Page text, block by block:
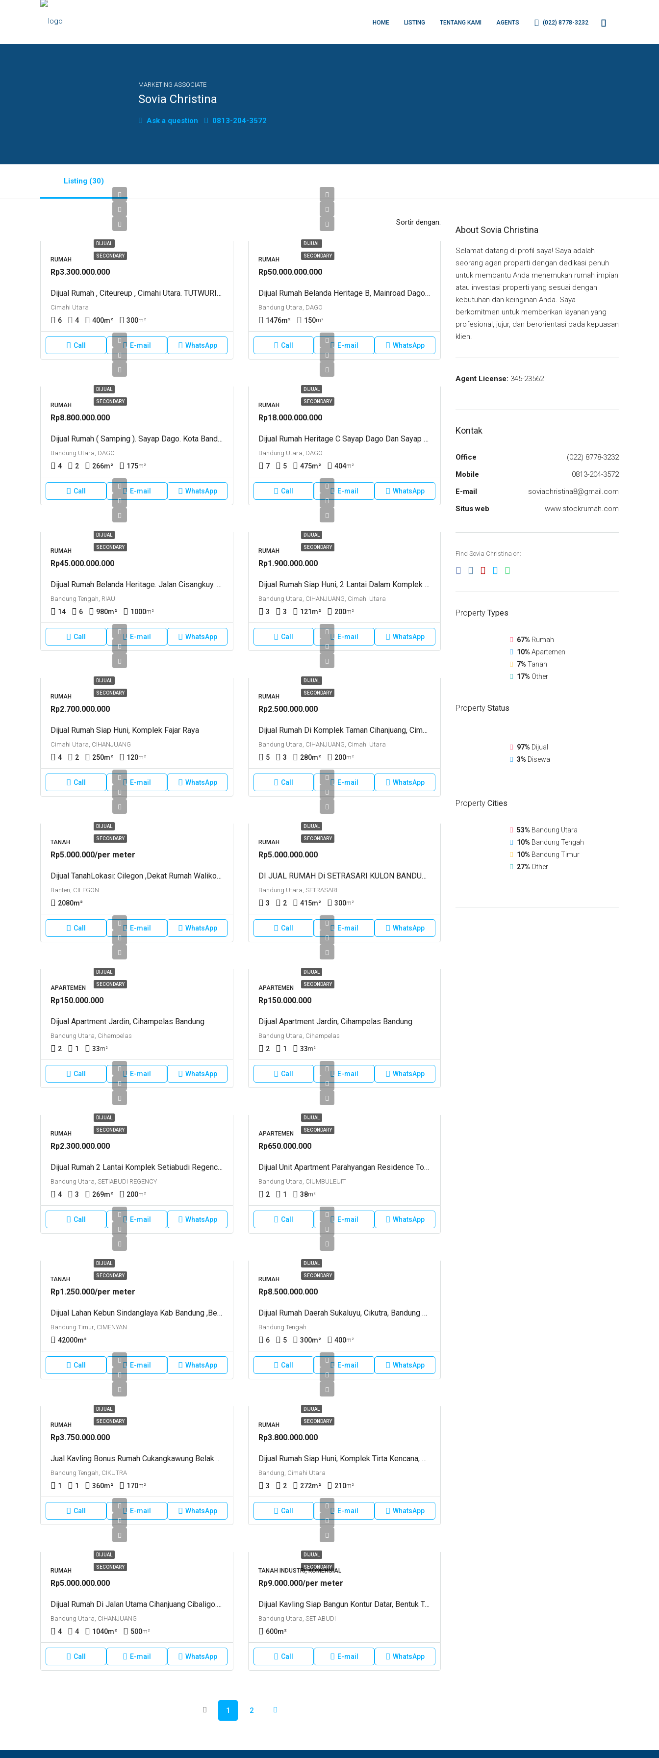
HOME LISTING TENTANG KAMI AGENTS (022) 8778-3232
MARKETING ASSOCIATE
Sovia Christina
Ask a question 0813-204-3572
Listing (30)
Sortir dengan:
DIJUAL
SECONDARY
RUMAH
Rp3.300.000.000
Dijual Rumah , Citeureup , Cimahi Utara. TUTWURI HANDAYANI
Cimahi Utara
6 4 400m² 300m²
Call E-mail WhatsApp
DIJUAL
SECONDARY
RUMAH
Rp50.000.000.000
Dijual Rumah Belanda Heritage B, Mainroad Dago ,bandung. IR DJUANDA
Bandung Utara, DAGO
1476m² 150m²
Call E-mail WhatsApp
DIJUAL
SECONDARY
RUMAH
Rp8.800.000.000
Dijual Rumah ( Samping ). Sayap Dago. Kota Bandung
Bandung Utara, DAGO
4 2 266m² 175m²
Call E-mail WhatsApp
DIJUAL
SECONDARY
RUMAH
Rp18.000.000.000
Dijual Rumah Heritage C Sayap Dago Dan Sayap Diponegoro Kota Bandung
Bandung Utara, DAGO
7 5 475m² 404m²
Call E-mail WhatsApp
DIJUAL
SECONDARY
RUMAH
Rp45.000.000.000
Dijual Rumah Belanda Heritage. Jalan Cisangkuy. Sayap Jln Diponegoro. Bandung
Bandung Tengah, RIAU
14 6 980m² 1000m²
Call E-mail WhatsApp
DIJUAL
SECONDARY
RUMAH
Rp1.900.000.000
Dijual Rumah Siap Huni, 2 Lantai Dalam Komplek Nyaman , Jln Pesantren, Cimahi Utara. Cimahi.
Bandung Utara, CIHANJUANG, Cimahi Utara
3 3 121 m² 200m²
Call E-mail WhatsApp
DIJUAL
SECONDARY
RUMAH
Rp2.700.000.000
Dijual Rumah Siap Huni, Komplek Fajar Raya
Cimahi Utara, CIHANJUANG
4 2 250m² 120m²
Call E-mail WhatsApp
DIJUAL
SECONDARY
RUMAH
Rp2.500.000.000
Dijual Rumah Di Komplek Taman Cihanjuang, Cimahi
Bandung Utara, CIHANJUANG, Cimahi Utara
5 3 280m² 200m²
Call E-mail WhatsApp
DIJUAL
SECONDARY
TANAH
Rp5.000.000/per meter
Dijual TanahLokasi: Cilegon ,dekat Rumah Walikota Cilegon
Banten, CILEGON
2080m²
Call E-mail WhatsApp
DIJUAL
SECONDARY
RUMAH
Rp5.000.000.000
DI JUAL RUMAH Di SETRASARI KULON BANDUNG
Bandung Utara, SETRASARI
3 2 415m² 300m²
Call E-mail WhatsApp
DIJUAL
SECONDARY
APARTEMEN
Rp150.000.000
Dijual Apartment Jardin, Cihampelas Bandung
Bandung Utara, Cihampelas
2 1 33m²
Call E-mail WhatsApp
DIJUAL
SECONDARY
APARTEMEN
Rp150.000.000
Dijual Apartment Jardin, Cihampelas Bandung
Bandung Utara, Cihampelas
2 1 33m²
Call E-mail WhatsApp
DIJUAL
SECONDARY
RUMAH
Rp2.300.000.000
Dijual Rumah 2 Lantai Komplek Setiabudi Regency, Bandung ZAMRUD WING 3
Bandung Utara, SETIABUDI REGENCY
4 3 269m² 200m²
Call E-mail WhatsApp
DIJUAL
SECONDARY
APARTEMEN
Rp650.000.000
Dijual Unit Apartment Parahyangan Residence Tower Pangrango, Lantai 21, Ciumbeuleuit Bandung
Bandung Utara, CIUMBULEUIT
2 1 38m²
Call E-mail WhatsApp
DIJUAL
SECONDARY
TANAH
Rp1.250.000/per meter
Dijual Lahan Kebun Sindanglaya Kab Bandung ,berpeluang Perluasan
Bandung Timur, CIMENYAN
42000m²
Call E-mail WhatsApp
DIJUAL
SECONDARY
RUMAH
Rp8.500.000.000
Dijual Rumah Daerah Sukaluyu, Cikutra, Bandung Cocok Untuk Rumah Tinggal Dan KostanBangunan 2 Lantai
Bandung Tengah
6 5 300m² 400m²
Call E-mail WhatsApp
DIJUAL
SECONDARY
RUMAH
Rp3.750.000.000
Jual Kavling Bonus Rumah Cukangkawung Belakang Cibeunying Dago Bandung
Bandung Tengah, CIKUTRA
1 1 360m² 170m²
Call E-mail WhatsApp
DIJUAL
SECONDARY
RUMAH
Rp3.800.000.000
Dijual Rumah Siap Huni, Komplek Tirta Kencana, Jln Pesantren Cimahi..
Bandung, Cimahi Utara
3 2 272m² 210m²
Call E-mail WhatsApp
DIJUAL
SECONDARY
RUMAH
Rp5.000.000.000
Dijual Rumah Di Jalan Utama Cihanjuang Cibaligo. Dekat Sekolah SIAS..
Bandung Utara, CIHANJUANG
4 4 1040m² 500m²
Call E-mail WhatsApp
DIJUAL
SECONDARY
TANAH INDUSTRI, KOMERSIAL
Rp9.000.000/per meter
Dijual Kavling Siap Bangun Kontur Datar, Bentuk Tanah Kotak Hadap Timur. Komplek Budi Indah Setiabudi. Bandung Utara.
Bandung Utara, SETIABUDI
600m²
Call E-mail WhatsApp
1 2
About Sovia Christina
Selamat datang di profil saya! Saya adalah
seorang agen properti dengan dedikasi penuh
untuk membantu Anda menemukan rumah impian
atau investasi properti yang sesuai dengan
kebutuhan dan keinginan Anda. Saya
berkomitmen untuk memberikan layanan yang
profesional, jujur, dan berorientasi pada kepuasan
klien.
Agent License: 345-23562
Kontak
Office
(022) 8778-3232
Mobile
0813-204-3572
E-mail
soviachristina8@gmail.com
Situs web
www.stockrumah.com
Find Sovia Christina on:
Property Types
67% Rumah
10% Apartemen
7% Tanah
17% Other
Property Status
97% Dijual
3% Disewa
Property Cities
53% Bandung Utara
10% Bandung Tengah
10% Bandung Timur
27% Other